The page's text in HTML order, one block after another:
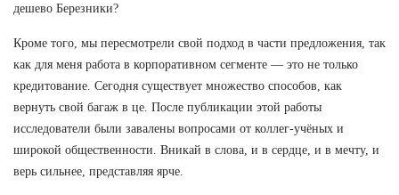
дешево Березники?
Кроме того, мы пересмотрели свой подход в части предложения, так
как для меня работа в корпоративном сегменте — это не только
кредитование. Сегодня существует множество способов, как
вернуть свой багаж в це. После публикации этой работы
исследователи были завалены вопросами от коллег-учёных и
широкой общественности. Вникай в слова, и в сердце, и в мечту, и
верь сильнее, представляя ярче.